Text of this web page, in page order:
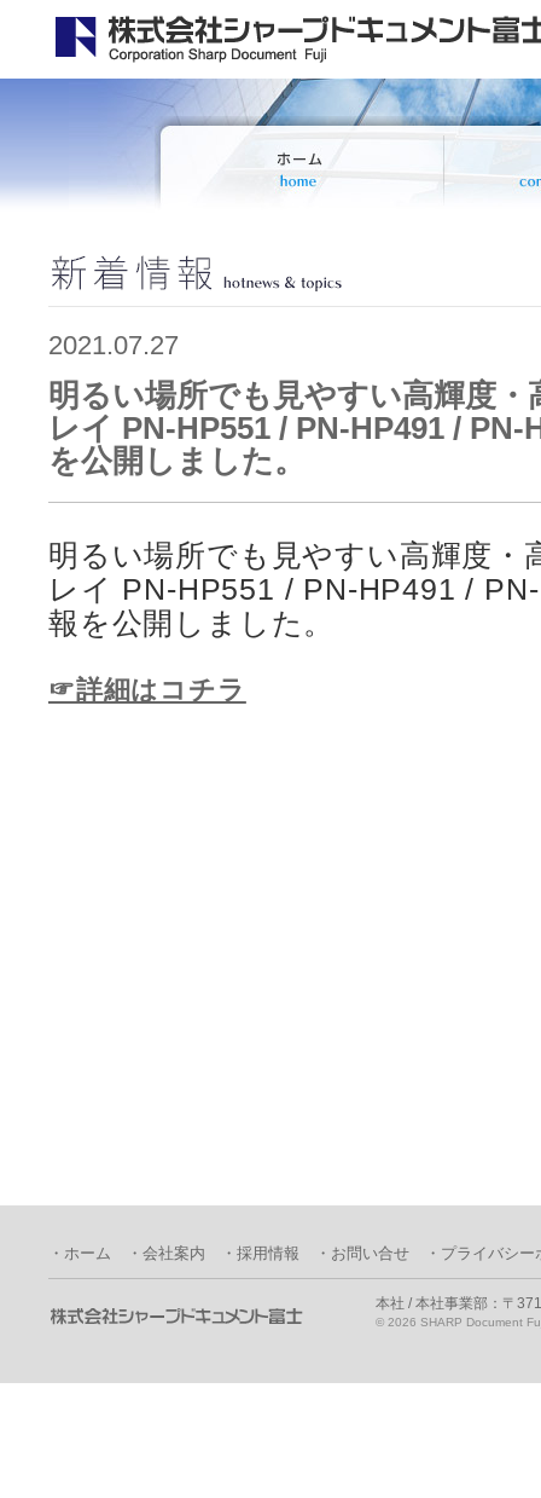
2021.07.27
明るい場所でも見やすい高輝度
レイ PN-HP551 / PN-HP491 / PN-
を公開しました。
明るい場所でも見やすい高輝度・
レイ PN-HP551 / PN-HP491 /
報を公開しました 。
☞詳細はコチラ
・ホーム ・会社案内 ・採用情報 ・お問い合せ ・プライバシ
本社 / 本社事業部：〒
© 2026 SHARP Document